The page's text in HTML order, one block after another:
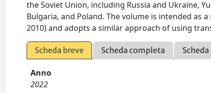
the Soviet Union, including Russia and Ukraine,
Bulgaria, and Poland. The volume is intended as
2010) and adopts a similar approach of using
Scheda breve Scheda completa
Anno
2022